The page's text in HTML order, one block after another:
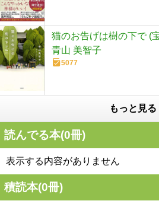
猫のお告げは樹の下で (
青山 美智子
5077
もっと見る
読んでる本(0冊)
表示する内容がありません
積読本(0冊)